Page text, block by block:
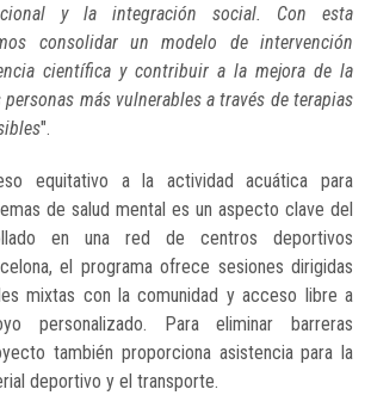
y la integración social. Con esta
consolidar un modelo de intervención
científica y contribuir a la mejora de la
más vulnerables a través de terapias
".
equitativo a la actividad acuática para
de salud mental es un aspecto clave del
en una red de centros deportivos
el programa ofrece sesiones dirigidas
mixtas con la comunidad y acceso libre a
personalizado. Para eliminar barreras
también proporciona asistencia para la
deportivo y el transporte.